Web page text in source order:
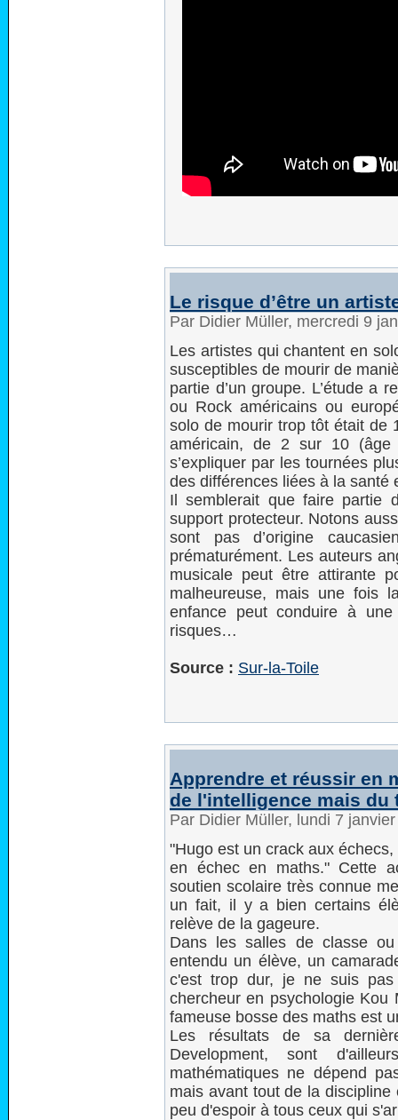
Le risque d’être un
Par Didier Müller, mercredi 9
Les artistes qui chantent en
susceptibles de mourir de
partie d’un groupe. L’étude a
ou Rock américains ou
solo de mourir trop tôt était de
américain, de 2 sur 10 (âge
s’expliquer par les tournées
des différences liées à la santé
Il semblerait que faire partie
support protecteur. Notons
sont pas d’origine
prématurément. Les auteurs
musicale peut être attirante
malheureuse, mais une fois
enfance peut conduire à
risques…
Source : Sur-la-Toile
Apprendre et réussir en
de l'intelligence mais
Par Didier Müller, lundi 7
"Hugo est un crack aux
en échec en maths." Cette
soutien scolaire très connue
un fait, il y a bien certains
relève de la gageure.
Dans les salles de classe
entendu un élève, un
c'est trop dur, je ne suis pas
chercheur en psychologie
fameuse bosse des maths est
Les résultats de sa
Development, sont
mathématiques ne dépend
mais avant tout de la
peu d'espoir à tous ceux qui